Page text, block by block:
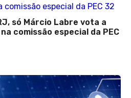
só Márcio Labre vota a
comissão especial da PEC